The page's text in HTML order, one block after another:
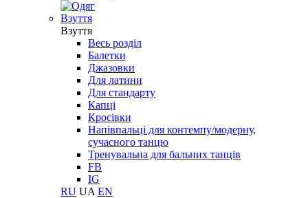
Взуття
Взуття
Весь розділ
Балетки
Джазовки
Для латини
Для стандарту
Капці
Кросівки
Напівпальці для контемпу/модерну,
сучасного танцю
Тренувальна для бальних танців
FB
IG
RU UA EN